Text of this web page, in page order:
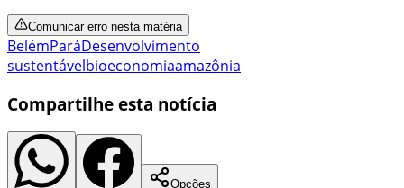
Comunicar erro nesta matéria
BelémParáDesenvolvimento
sustentávelbioeconomiaamazônia
Compartilhe esta notícia
Opções